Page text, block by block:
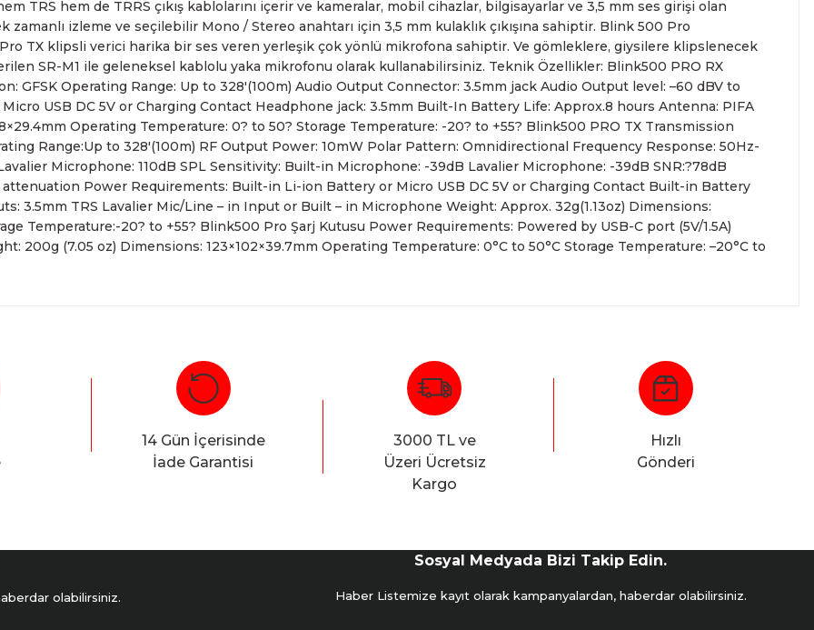
TRS hem de TRRS çıkış kablolarını içerir ve kameralar, mobil cihazlar, bilgisayarlar ve 3,5 mm ses girişi olan
zamanlı izleme ve seçilebilir Mono / Stereo anahtarı için 3,5 mm kulaklık çıkışına sahiptir. Blink 500 Pro
TX klipsli verici harika bir ses veren yerleşik çok yönlü mikrofona sahiptir. Ve gömleklere, giysilere klipslenecek
SR-M1 ile geleneksel kablolu yaka mikrofonu olarak kullanabilirsiniz. Teknik Özellikler: Blink500 PRO RX
GFSK Operating Range: Up to 328′(100m) Audio Output Connector: 3.5mm jack Audio Output level: –60 dBV to
USB DC 5V or Charging Contact Headphone jack: 3.5mm Built-In Battery Life: Approx.8 hours Antenna: PIFA
Operating Temperature: 0? to 50? Storage Temperature: -20? to +55? Blink500 PRO TX Transmission
Range:Up to 328′(100m) RF Output Power: 10mW Polar Pattern: Omnidirectional Frequency Response: 50Hz-
Microphone: 110dB SPL Sensitivity: Built-in Microphone: -39dB Lavalier Microphone: -39dB SNR:?78dB
Power Requirements: Built-in Li-ion Battery or Micro USB DC 5V or Charging Contact Built-in Battery
3.5mm TRS Lavalier Mic/Line – in Input or Built – in Microphone Weight: Approx. 32g(1.13oz) Dimensions:
Temperature:-20? to +55? Blink500 Pro Şarj Kutusu Power Requirements: Powered by USB-C port (5V/1.5A)
200g (7.05 oz) Dimensions: 123×102×39.7mm Operating Temperature: 0°C to 50°C Storage Temperature: –20°C to
Bu ürüne ilk yorumu siz yapın!
Yorum Yaz
14 Gün İçerisinde
İade Garantisi
3000 TL ve
Üzeri Ücretsiz
Kargo
Hızlı
Gönderi
olabilirsiniz.
Sosyal Medyada Bizi Takip Edin.
Haber Listemize kayıt olarak kampanyalardan, haberdar olabilirsiniz.